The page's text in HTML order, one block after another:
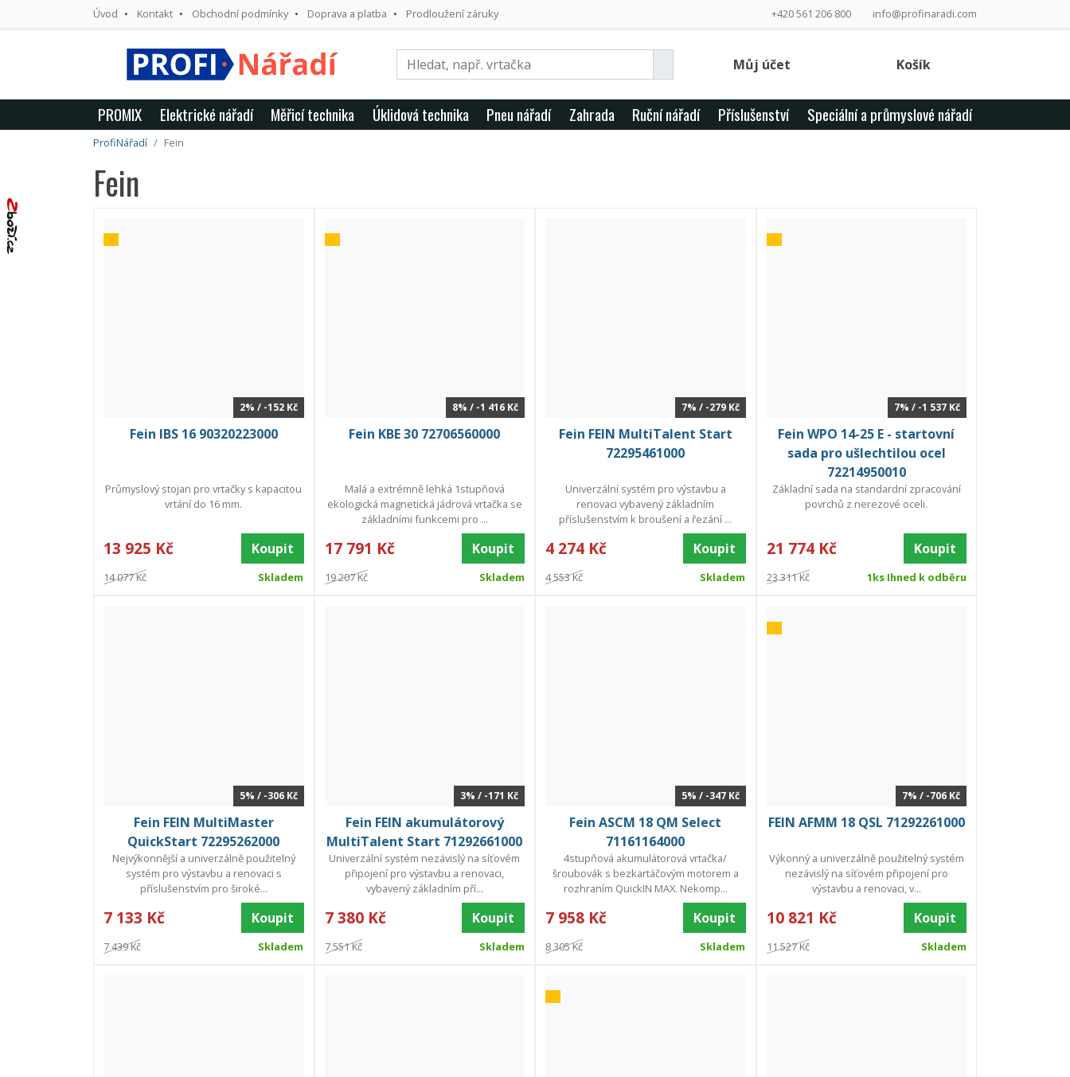
Úvod Kontakt Obchodní podmínky Doprava a platba Prodloužení záruky +420 561 206 800 info@profinaradi.com
Můj účet Košík
PROMIX Elektrické nářadí Měřicí technika Úklidová technika Pneu nářadí Zahrada Ruční nářadí Příslušenství Speciální a průmyslové nářadí
ProfiNářadí Fein
Fein
2% / -152 Kč
Fein IBS 16 90320223000
Průmyslový stojan pro vrtačky s kapacitou
vrtání do 16 mm.
13 925 Kč Koupit
14 077 Kč Skladem
8% / -1 416 Kč
Fein KBE 30 72706560000
Malá a extrémně lehká 1stupňová
ekologická magnetická jádrová vrtačka se
základními funkcemi pro ...
17 791 Kč Koupit
19 207 Kč Skladem
7% / -279 Kč
Fein FEIN MultiTalent Start
72295461000
Univerzální systém pro výstavbu a
renovaci vybavený základním
příslušenstvím k broušení a řezání ...
4 274 Kč Koupit
4 553 Kč Skladem
7% / -1 537 Kč
Fein WPO 14-25 E - startovní
sada pro ušlechtilou ocel
72214950010
Základní sada na standardní zpracování
povrchů z nerezové oceli.
21 774 Kč Koupit
23 311 Kč 1ks Ihned k odběru
5% / -306 Kč
Fein FEIN MultiMaster
QuickStart 72295262000
Nejvýkonnější a univerzálně použitelný
systém pro výstavbu a renovaci s
příslušenstvím pro široké...
7 133 Kč Koupit
7 439 Kč Skladem
3% / -171 Kč
Fein FEIN akumulátorový
MultiTalent Start 71292661000
Univerzální systém nezávislý na síťovém
připojení pro výstavbu a renovaci,
vybavený základním pří...
7 380 Kč Koupit
7 551 Kč Skladem
5% / -347 Kč
Fein ASCM 18 QM Select
71161164000
4stupňová akumulátorová vrtačka/
šroubovák s bezkartáčovým motorem a
rozhraním QuickIN MAX. Nekomp...
7 958 Kč Koupit
8 305 Kč Skladem
7% / -706 Kč
FEIN AFMM 18 QSL 71292261000
Výkonný a univerzálně použitelný systém
nezávislý na síťovém připojení pro
výstavbu a renovaci, v...
10 821 Kč Koupit
11 527 Kč Skladem